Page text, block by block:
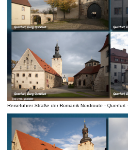
Reiseführer Straße der Romanik Nordroute - Querfurt